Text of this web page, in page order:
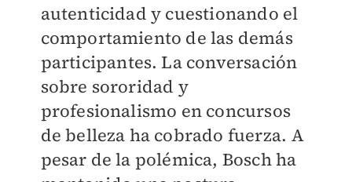
autenticidad y cuestionando el
comportamiento de las demás
participantes. La conversación
sobre sororidad y
profesionalismo en concursos
de belleza ha cobrado fuerza. A
pesar de la polémica, Bosch ha